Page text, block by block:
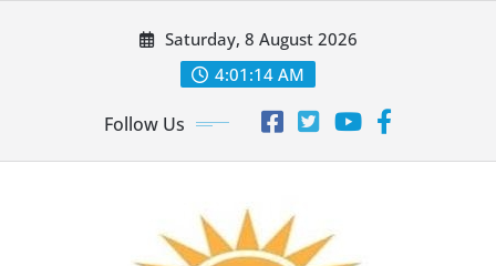
Saturday, 8 August 2026
4:01:16 AM
Follow Us